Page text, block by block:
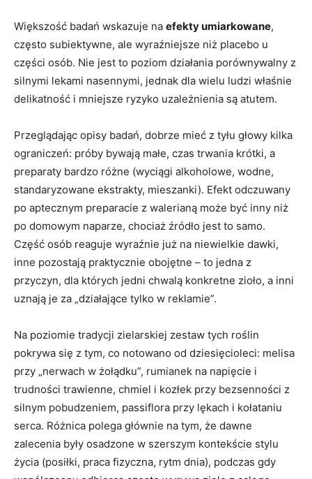
Większość badań wskazuje na efekty umiarkowane,
często subiektywne, ale wyraźniejsze niż placebo u
części osób. Nie jest to poziom działania porównywalny z
silnymi lekami nasennymi, jednak dla wielu ludzi właśnie
delikatność i mniejsze ryzyko uzależnienia są atutem.
Przeglądając opisy badań, dobrze mieć z tyłu głowy kilka
ograniczeń: próby bywają małe, czas trwania krótki, a
preparaty bardzo różne (wyciągi alkoholowe, wodne,
standaryzowane ekstrakty, mieszanki). Efekt odczuwany
po aptecznym preparacie z walerianą może być inny niż
po domowym naparze, chociaż źródło jest to samo.
Część osób reaguje wyraźnie już na niewielkie dawki,
inne pozostają praktycznie obojętne – to jedna z
przyczyn, dla których jedni chwalą konkretne zioło, a inni
uznają je za „działające tylko w reklamie”.
Na poziomie tradycji zielarskiej zestaw tych roślin
pokrywa się z tym, co notowano od dziesięcioleci: melisa
przy „nerwach w żołądku”, rumianek na napięcie i
trudności trawienne, chmiel i kozłek przy bezsenności z
silnym pobudzeniem, passiflora przy lękach i kołataniu
serca. Różnica polega głównie na tym, że dawne
zalecenia były osadzone w szerszym kontekście stylu
życia (posiłki, praca fizyczna, rytm dnia), podczas gdy